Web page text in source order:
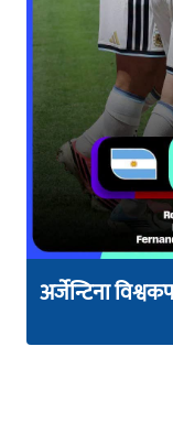
अर्जेन्टिना